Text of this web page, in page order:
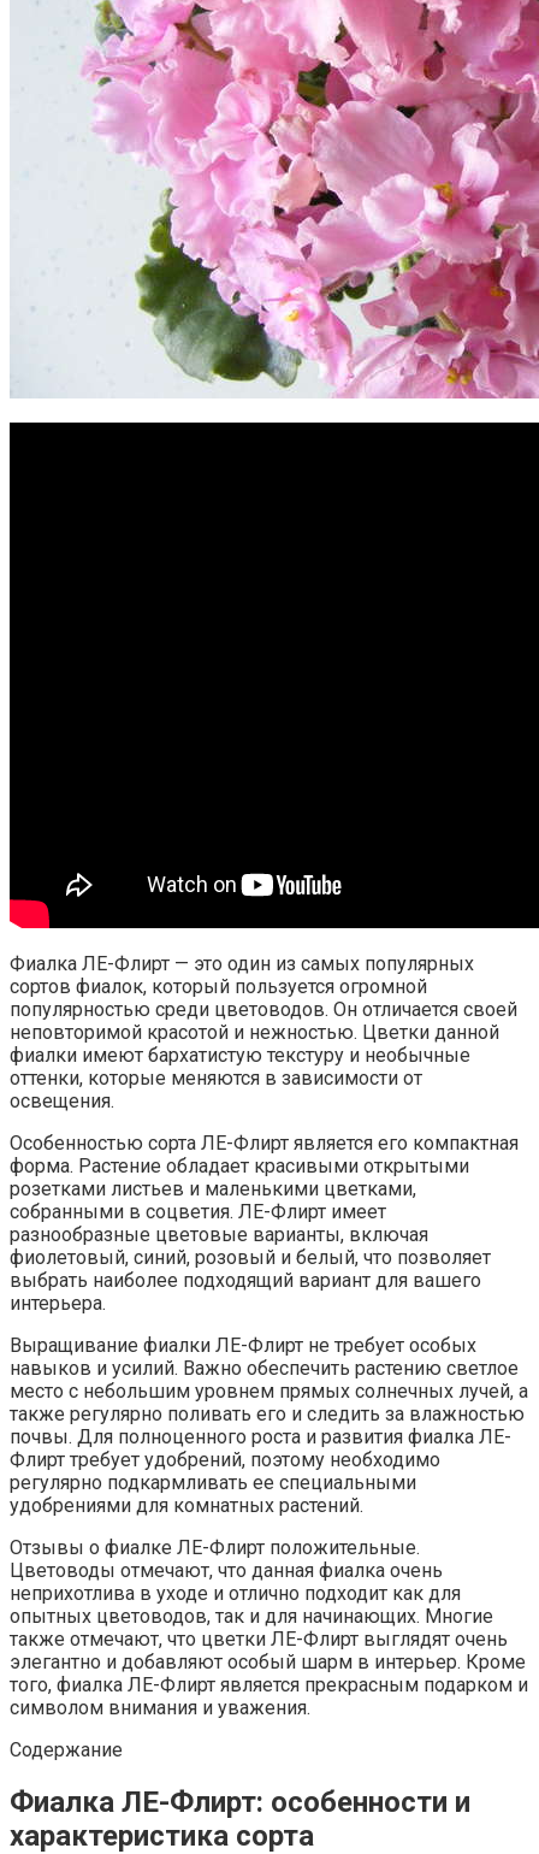
Фиалка ЛЕ-Флирт — это один из самых популярных
сортов фиалок, который пользуется огромной
популярностью среди цветоводов. Он отличается своей
неповторимой красотой и нежностью. Цветки данной
фиалки имеют бархатистую текстуру и необычные
оттенки, которые меняются в зависимости от
освещения.
Особенностью сорта ЛЕ-Флирт является его компактная
форма. Растение обладает красивыми открытыми
розетками листьев и маленькими цветками,
собранными в соцветия. ЛЕ-Флирт имеет
разнообразные цветовые варианты, включая
фиолетовый, синий, розовый и белый, что позволяет
выбрать наиболее подходящий вариант для вашего
интерьера.
Выращивание фиалки ЛЕ-Флирт не требует особых
навыков и усилий. Важно обеспечить растению светлое
место с небольшим уровнем прямых солнечных лучей, а
также регулярно поливать его и следить за влажностью
почвы. Для полноценного роста и развития фиалка ЛЕ-
Флирт требует удобрений, поэтому необходимо
регулярно подкармливать ее специальными
удобрениями для комнатных растений.
Отзывы о фиалке ЛЕ-Флирт положительные.
Цветоводы отмечают, что данная фиалка очень
неприхотлива в уходе и отлично подходит как для
опытных цветоводов, так и для начинающих. Многие
также отмечают, что цветки ЛЕ-Флирт выглядят очень
элегантно и добавляют особый шарм в интерьер. Кроме
того, фиалка ЛЕ-Флирт является прекрасным подарком и
символом внимания и уважения.
Содержание
Фиалка ЛЕ-Флирт: особенности и
характеристика сорта